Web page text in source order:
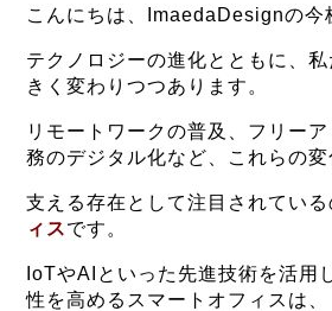
こんにちは、ImaedaDesignの今
テクノロジーの進化とともに、
きく変わりつつあります。
リモートワークの普及、フリー
務のデジタル化など、これらの変
支える存在として注目されている
ィスです。
IoTやAIといった先進技術を活用
性を高めるスマートオフィスは、